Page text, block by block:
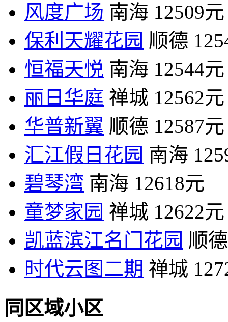
风度广场 南海 12509元
保利天耀花园 顺德
恒福天悦 南海 12544元
丽日华庭 禅城 12562元
华普新翼 顺德 12587元
汇江假日花园 南海
碧琴湾 南海 12618元
童梦家园 禅城 12622元
凯蓝滨江名门花园 顺德
时代云图二期 禅城
同区域小区